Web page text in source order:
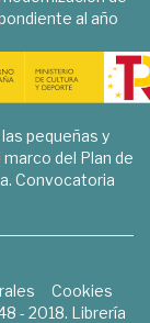
al año
pequeñas y
del Plan de
Convocatoria
Cookies
- 2018. Librería